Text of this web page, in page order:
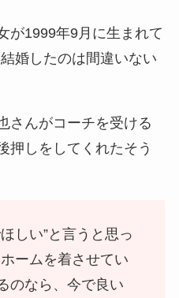
が1999年9月に生まれて
婚したのは間違いない
さんがコーチを受ける
押しをしてくれたそう
しい”と言うと思っ
ームを着させてい
のなら、今で良い